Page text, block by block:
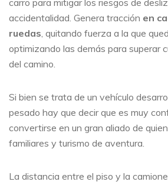
carro para mitigar los riesgos de
accidentalidad. Genera tracción en
ruedas, quitando fuerza a la que
optimizando las demás para superar
del camino.
Si bien se trata de un vehículo
pesado hay que decir que es muy
convertirse en un gran aliado de
familiares y turismo de aventura.
La distancia entre el piso y la